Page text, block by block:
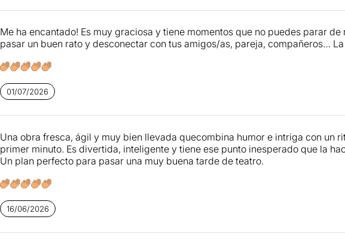
Me ha encantado! Es muy graciosa y tiene momentos que no puedes parar de
pasar un buen rato y desconectar con tus amigos/as, pareja, compañeros…
01/07/2026
Una obra fresca, ágil y muy bien llevada quecombina humor e intriga con un
primer minuto. Es divertida, inteligente y tiene ese punto inesperado que la
Un plan perfecto para pasar una muy buena tarde de teatro.
16/06/2026